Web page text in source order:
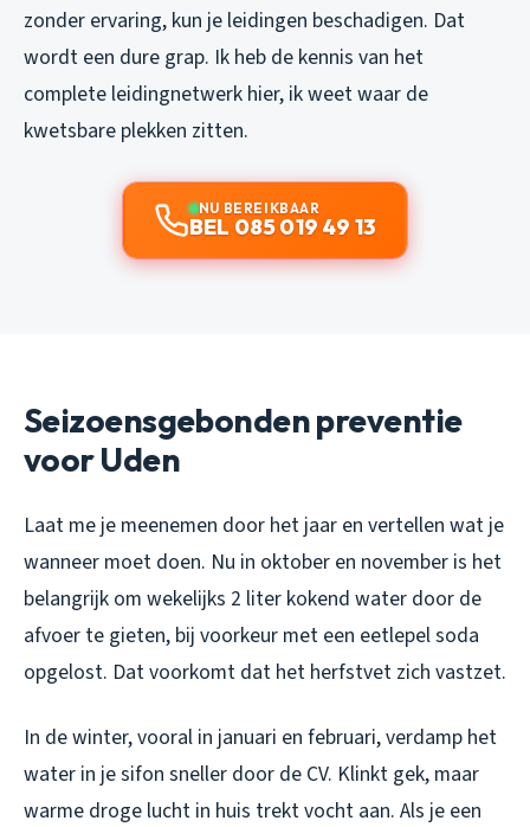
zonder ervaring, kun je leidingen beschadigen. Dat
wordt een dure grap. Ik heb de kennis van het
complete leidingnetwerk hier, ik weet waar de
kwetsbare plekken zitten.
NU BEREIKBAAR
BEL 085 019 49 13
Seizoensgebonden preventie
voor Uden
Laat me je meenemen door het jaar en vertellen wat je
wanneer moet doen. Nu in oktober en november is het
belangrijk om wekelijks 2 liter kokend water door de
afvoer te gieten, bij voorkeur met een eetlepel soda
opgelost. Dat voorkomt dat het herfstvet zich vastzet.
In de winter, vooral in januari en februari, verdamp het
water in je sifon sneller door de CV. Klinkt gek, maar
warme droge lucht in huis trekt vocht aan. Als je een